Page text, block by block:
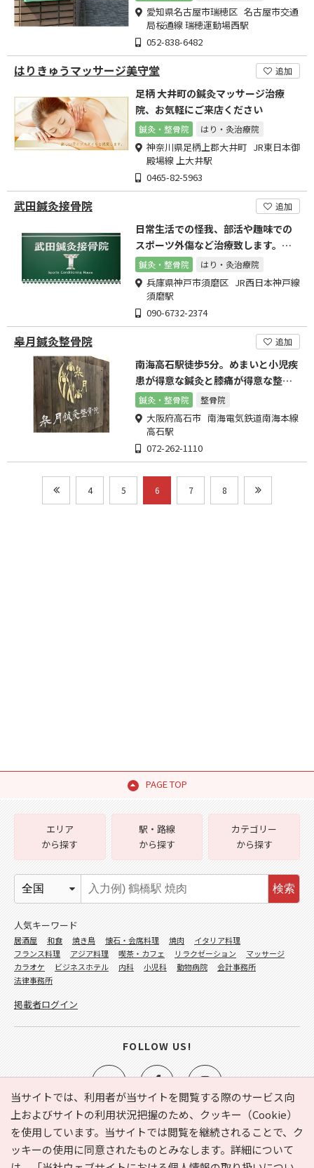
愛知県名古屋市瑞穂区 名古屋市交通
局桜通線 瑞穂運動場西駅
052-838-6482
はりきゅうマッサージ美守堂 追加
足柄 大井町の鍼灸マッサージ治療
院、お気軽にご来店ください
鍼灸・整骨院 はり・灸治療院
神奈川県足柄上郡大井町 JR東日本御
殿場線 上大井駅
0465-82-5963
武田鍼灸接骨院 追加
日常生活での怪我、部活や趣味での
スポーツ外傷など治療致します。お
気軽にご相談ください。
鍼灸・整骨院 はり・灸治療院
兵庫県神戸市須磨区 JR西日本神戸線
須磨駅
090-6732-2374
皋月鍼灸整骨院 追加
南海高石駅徒歩5分。めまいと小児疾
患が得意な鍼灸と膝痛が得意な整体
の鍼灸整骨院。
鍼灸・整骨院 整骨院
大阪府高石市 南海電気鉄道南海本線
高石駅
072-262-1110
4 5 6 7 8
PAGE TOP
当サイトでは、利用者が当サイトを閲覧する際のサービス向
上およびサイトの利用状況把握のため、クッキー（Cookie）
を使用しています。当サイトでは閲覧を継続されることで、ク
ッキーの使用に同意されたものとみなします。詳細について
e-NAVITA（イーナビタ）とは？ お気に入り
ヘルプ
利用規約
個人情報の取り扱いについて 運営会社
エリア
から探す
駅・路線
から探す
カテゴリー
から探す
検索
人気キーワード
居酒屋 和食 焼き鳥 懐石・会席料理 焼肉
イタリア料理
フランス料理
アジア料理 喫茶・カフェ リラクゼーション
マッサージ
カラオケ
ビジネスホテル 内科 小児科 動物病院
会計事務所
法律事務所
掲載者ログイン
FOLLOW US!